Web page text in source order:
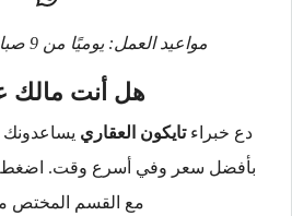
مواعيد العمل: يوميًا من 9 صباحًا حتى 9 مساءً.
هل أنت مالك
دع خبراءتايكون العقاري يساعدونك
بأفضل سعر وفي أسرع وقت. اضغط
مع القسم المختص